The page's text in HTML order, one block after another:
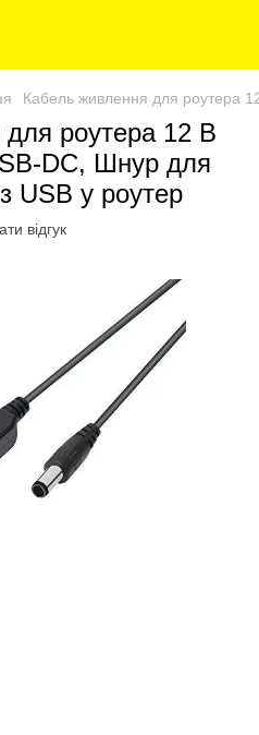
Кабель живлення для роутера
роутера 12 В
DC, Шнур для
USB у роутер
відгук